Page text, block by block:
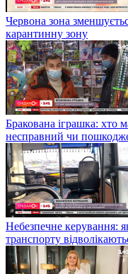
Червона зона
карантинну зону
Бракована іграшка: хто
несправний чи
Небезпечне керування:
транспорту